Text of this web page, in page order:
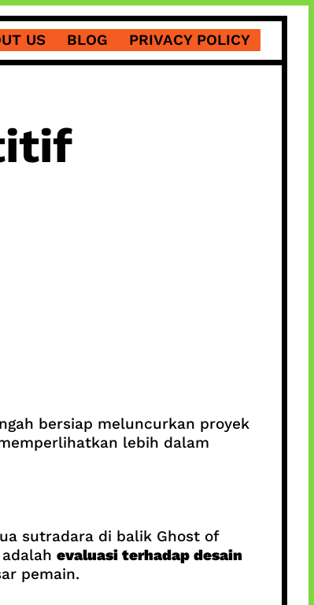
US BLOG PRIVACY POLICY
bersiap meluncurkan proyek
lebih dalam
sutradara di balik Ghost of
evaluasi terhadap desain
pemain.